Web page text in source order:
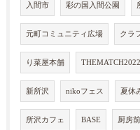
入間市 彩の国入間公園
元町コミュニティ広場 クラ
り菜屋本舗 THEMATCH2022
新所沢 nikoフェス 夏休
所沢カフェ BASE 厨房